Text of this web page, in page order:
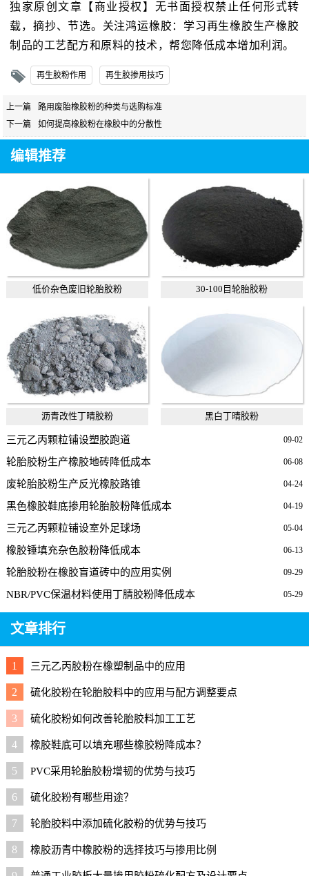
独家原创文章【商业授权】无书面授权禁止任何形式转
载，摘抄、节选。关注鸿运橡胶：学习再生橡胶生产橡胶
制品的工艺配方和原料的技术，帮您降低成本增加利润。
再生胶粉作用 再生胶掺用技巧
上一篇
路用废胎橡胶粉的种类与选购标准
下一篇
如何提高橡胶粉在橡胶中的分散性
编辑推荐
低价杂色废旧轮胎胶粉 30-100目轮胎胶粉
沥青改性丁晴胶粉 黑白丁晴胶粉
09-02
三元乙丙颗粒铺设塑胶跑道
06-08
轮胎胶粉生产橡胶地砖降低成本
04-24
废轮胎胶粉生产反光橡胶路锥
04-19
黑色橡胶鞋底掺用轮胎胶粉降低成本
05-04
三元乙丙颗粒铺设室外足球场
06-13
橡胶锤填充杂色胶粉降低成本
09-29
轮胎胶粉在橡胶盲道砖中的应用实例
05-29
NBR/PVC保温材料使用丁腈胶粉降低成本
文章排行
1 三元乙丙胶粉在橡塑制品中的应用
2 硫化胶粉在轮胎胶料中的应用与配方调整要点
3 硫化胶粉如何改善轮胎胶料加工工艺
4 橡胶鞋底可以填充哪些橡胶粉降成本？
5 PVC采用轮胎胶粉增韧的优势与技巧
6 硫化胶粉有哪些用途？
7 轮胎胶料中添加硫化胶粉的优势与技巧
8 橡胶沥青中橡胶粉的选择技巧与掺用比例